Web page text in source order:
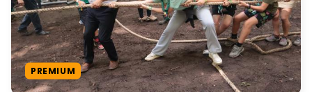
PREMIUM